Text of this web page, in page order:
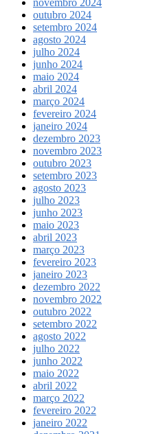
outubro 2024
setembro 2024
agosto 2024
julho 2024
junho 2024
maio 2024
abril 2024
março 2024
fevereiro 2024
janeiro 2024
dezembro 2023
novembro 2023
outubro 2023
setembro 2023
agosto 2023
julho 2023
junho 2023
maio 2023
abril 2023
março 2023
fevereiro 2023
janeiro 2023
dezembro 2022
novembro 2022
outubro 2022
setembro 2022
agosto 2022
julho 2022
junho 2022
maio 2022
abril 2022
março 2022
fevereiro 2022
janeiro 2022